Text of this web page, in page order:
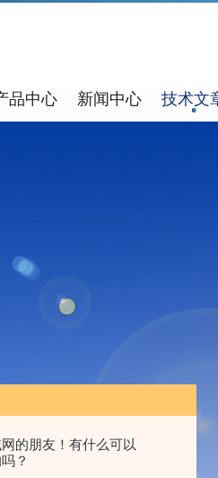
的朋友！有什么可以
？
品中心 新闻中心 技术文